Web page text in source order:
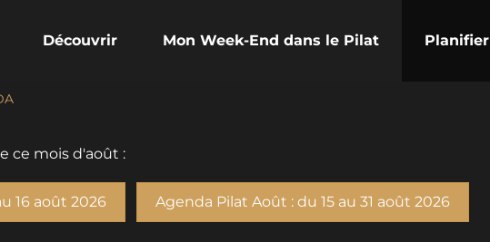
Découvrir Mon Week-End dans le Pilat Planifier
ce mois d'août :
16 août 2026 Agenda Pilat Août : du 15 au 31 août 2026